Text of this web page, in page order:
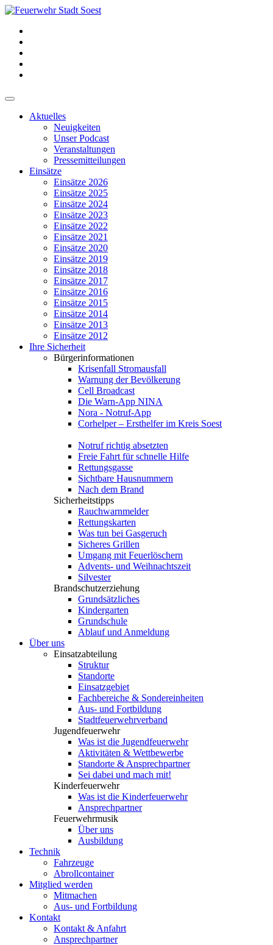
Aktuelles
Neuigkeiten
Unser Podcast
Veranstaltungen
Pressemitteilungen
Einsätze
Einsätze 2026
Einsätze 2025
Einsätze 2024
Einsätze 2023
Einsätze 2022
Einsätze 2021
Einsätze 2020
Einsätze 2019
Einsätze 2018
Einsätze 2017
Einsätze 2016
Einsätze 2015
Einsätze 2014
Einsätze 2013
Einsätze 2012
Ihre Sicherheit
Bürgerinformationen
Krisenfall Stromausfall
Warnung der Bevölkerung
Cell Broadcast
Die Warn-App NINA
Nora - Notruf-App
Corhelper – Ersthelfer im Kreis Soest
Notruf richtig absetzten
Freie Fahrt für schnelle Hilfe
Rettungsgasse
Sichtbare Hausnummern
Nach dem Brand
Sicherheitstipps
Rauchwarnmelder
Rettungskarten
Was tun bei Gasgeruch
Sicheres Grillen
Umgang mit Feuerlöschern
Advents- und Weihnachtszeit
Silvester
Brandschutzerziehung
Grundsätzliches
Kindergarten
Grundschule
Ablauf und Anmeldung
Über uns
Einsatzabteilung
Struktur
Standorte
Einsatzgebiet
Fachbereiche & Sondereinheiten
Aus- und Fortbildung
Stadtfeuerwehrverband
Jugendfeuerwehr
Was ist die Jugendfeuerwehr
Aktivitäten & Wettbewerbe
Standorte & Ansprechpartner
Sei dabei und mach mit!
Kinderfeuerwehr
Was ist die Kinderfeuerwehr
Ansprechpartner
Feuerwehrmusik
Über uns
Ausbildung
Technik
Fahrzeuge
Abrollcontainer
Mitglied werden
Mitmachen
Aus- und Fortbildung
Kontakt
Kontakt & Anfahrt
Ansprechpartner